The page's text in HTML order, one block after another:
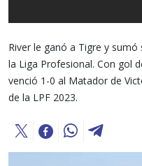
River le ganó a Tigre y
la Liga Profesional. Con gol
venció 1-0 al Matador de
de la LPF 2023.